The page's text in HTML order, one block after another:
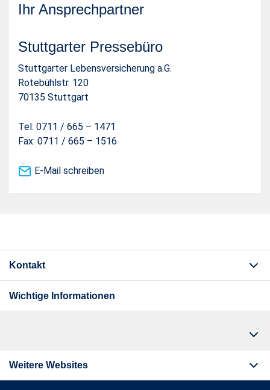
Ihr Ansprechpartner
Stuttgarter Pressebüro
Stuttgarter Lebensversicherung a.G.
Rotebühlstr. 120
70135 Stuttgart
Tel: 0711 / 665 – 1471
Fax: 0711 / 665 – 1516
E-Mail schreiben
Kontakt
Wichtige Informationen
Weitere Websites